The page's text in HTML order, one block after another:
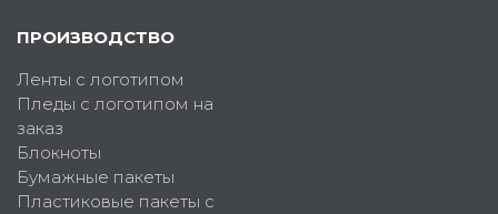
ПРОИЗВОДСТВО
Ленты с логотипом
Пледы с логотипом на
заказ
Блокноты
Бумажные пакеты
Пластиковые пакеты с